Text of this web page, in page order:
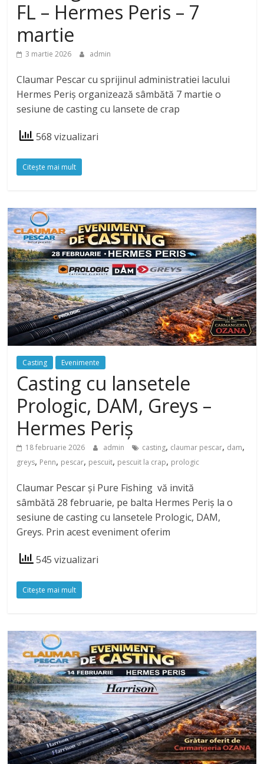
FL – Hermes Peris – 7
martie
3 martie 2026 admin
Claumar Pescar cu sprijinul administratiei lacului
Hermes Periș organizează sâmbătă 7 martie o
sesiune de casting cu lansete de crap
568 vizualizari
Citeşte mai mult
Casting Evenimente
Casting cu lansetele
Prologic, DAM, Greys –
Hermes Periș
18 februarie 2026 admin casting, claumar pescar, dam,
greys, Penn, pescar, pescuit, pescuit la crap, prologic
Claumar Pescar și Pure Fishing vă invită
sâmbătă 28 februarie, pe balta Hermes Periș la o
sesiune de casting cu lansetele Prologic, DAM,
Greys. Prin acest eveniment oferim
545 vizualizari
Citeşte mai mult